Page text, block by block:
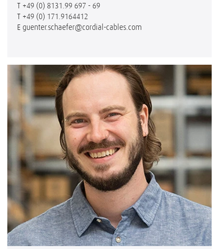
T +49 (0) 8131.99 697 - 69
T +49 (0) 171.9164412
E guenter.schaefer@cordial-cables.com